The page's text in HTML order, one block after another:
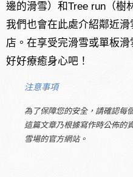
邊的滑雪）和Tree run（樹
我們也會在此處介紹鄰近
店。在享受完滑雪或單板滑
好好療癒身心吧！
注意事項
為了保障您的安全，請確認每
這篇文章乃根據寫作時公佈的
雪場的官方網站。